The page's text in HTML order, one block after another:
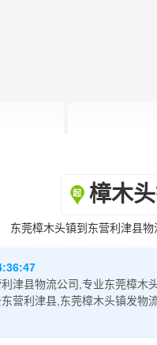
樟木
东莞樟木头镇到东营利津县
津县物流公司,专业东莞樟木
营利津县,东莞樟木头镇发物